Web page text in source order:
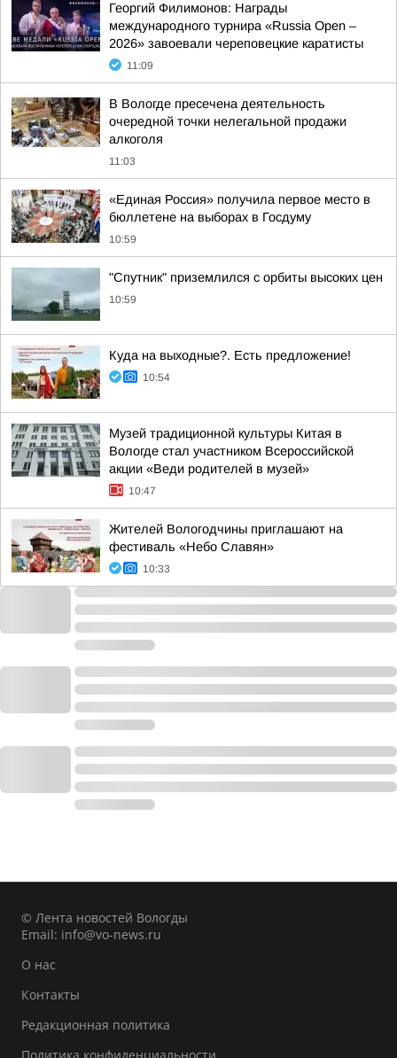
Георгий Филимонов: Награды
международного турнира «Russia Open –
2026» завоевали череповецкие каратисты
11:09
В Вологде пресечена деятельность
очередной точки нелегальной продажи
алкоголя
11:03
«Единая Россия» получила первое место в
бюллетене на выборах в Госдуму
10:59
"Спутник" приземлился с орбиты высоких цен
10:59
Куда на выходные?. Есть предложение!
10:54
Музей традиционной культуры Китая в
Вологде стал участником Всероссийской
акции «Веди родителей в музей»
10:47
Жителей Вологодчины приглашают на
фестиваль «Небо Славян»
10:33
© Лента новостей Вологды
Email: info@vo-news.ru
О нас
Контакты
Редакционная политика